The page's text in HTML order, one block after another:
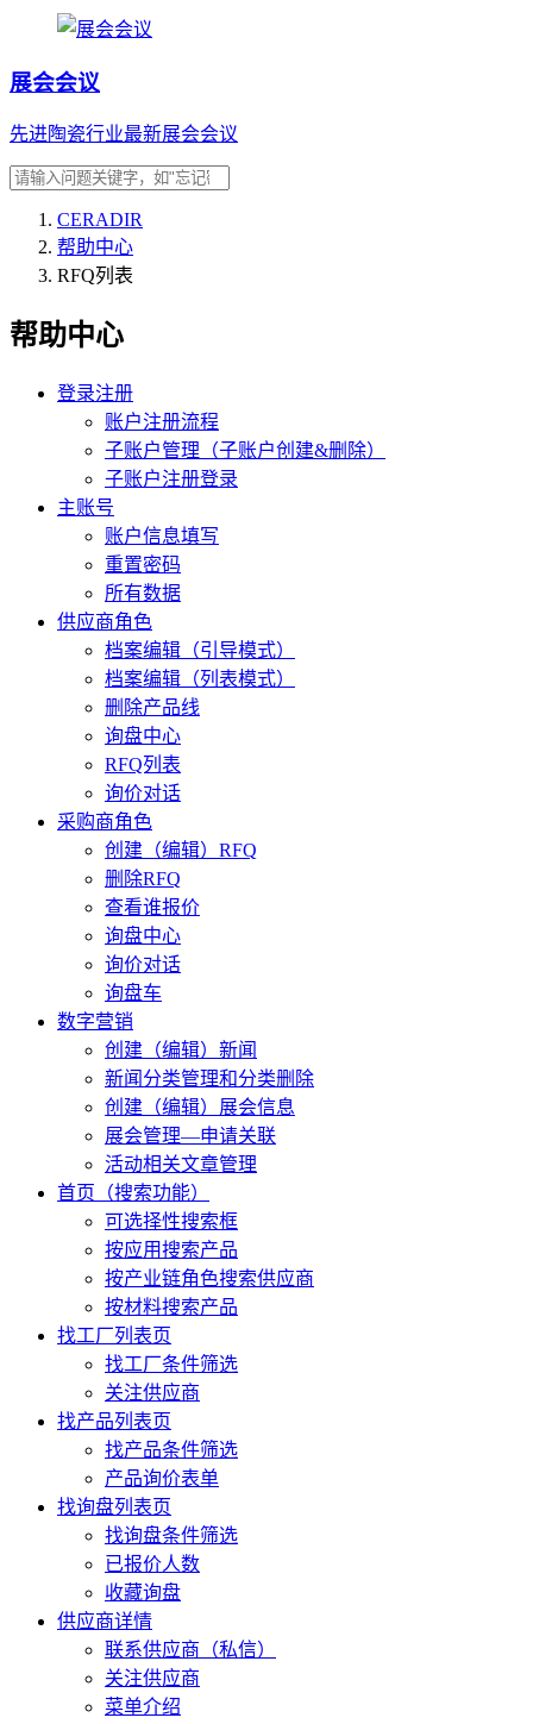
展会会议
先进陶瓷行业最新展会会议
CERADIR
帮助中心
RFQ列表
帮助中心
登录注册
账户注册流程
子账户管理（子账户创建&删除）
子账户注册登录
主账号
账户信息填写
重置密码
所有数据
供应商角色
档案编辑（引导模式）
档案编辑（列表模式）
删除产品线
询盘中心
RFQ列表
询价对话
采购商角色
创建（编辑）RFQ
删除RFQ
查看谁报价
询盘中心
询价对话
询盘车
数字营销
创建（编辑）新闻
新闻分类管理和分类删除
创建（编辑）展会信息
展会管理—申请关联
活动相关文章管理
首页（搜索功能）
可选择性搜索框
按应用搜索产品
按产业链角色搜索供应商
按材料搜索产品
找工厂列表页
找工厂条件筛选
关注供应商
找产品列表页
找产品条件筛选
产品询价表单
找询盘列表页
找询盘条件筛选
已报价人数
收藏询盘
供应商详情
联系供应商（私信）
关注供应商
菜单介绍